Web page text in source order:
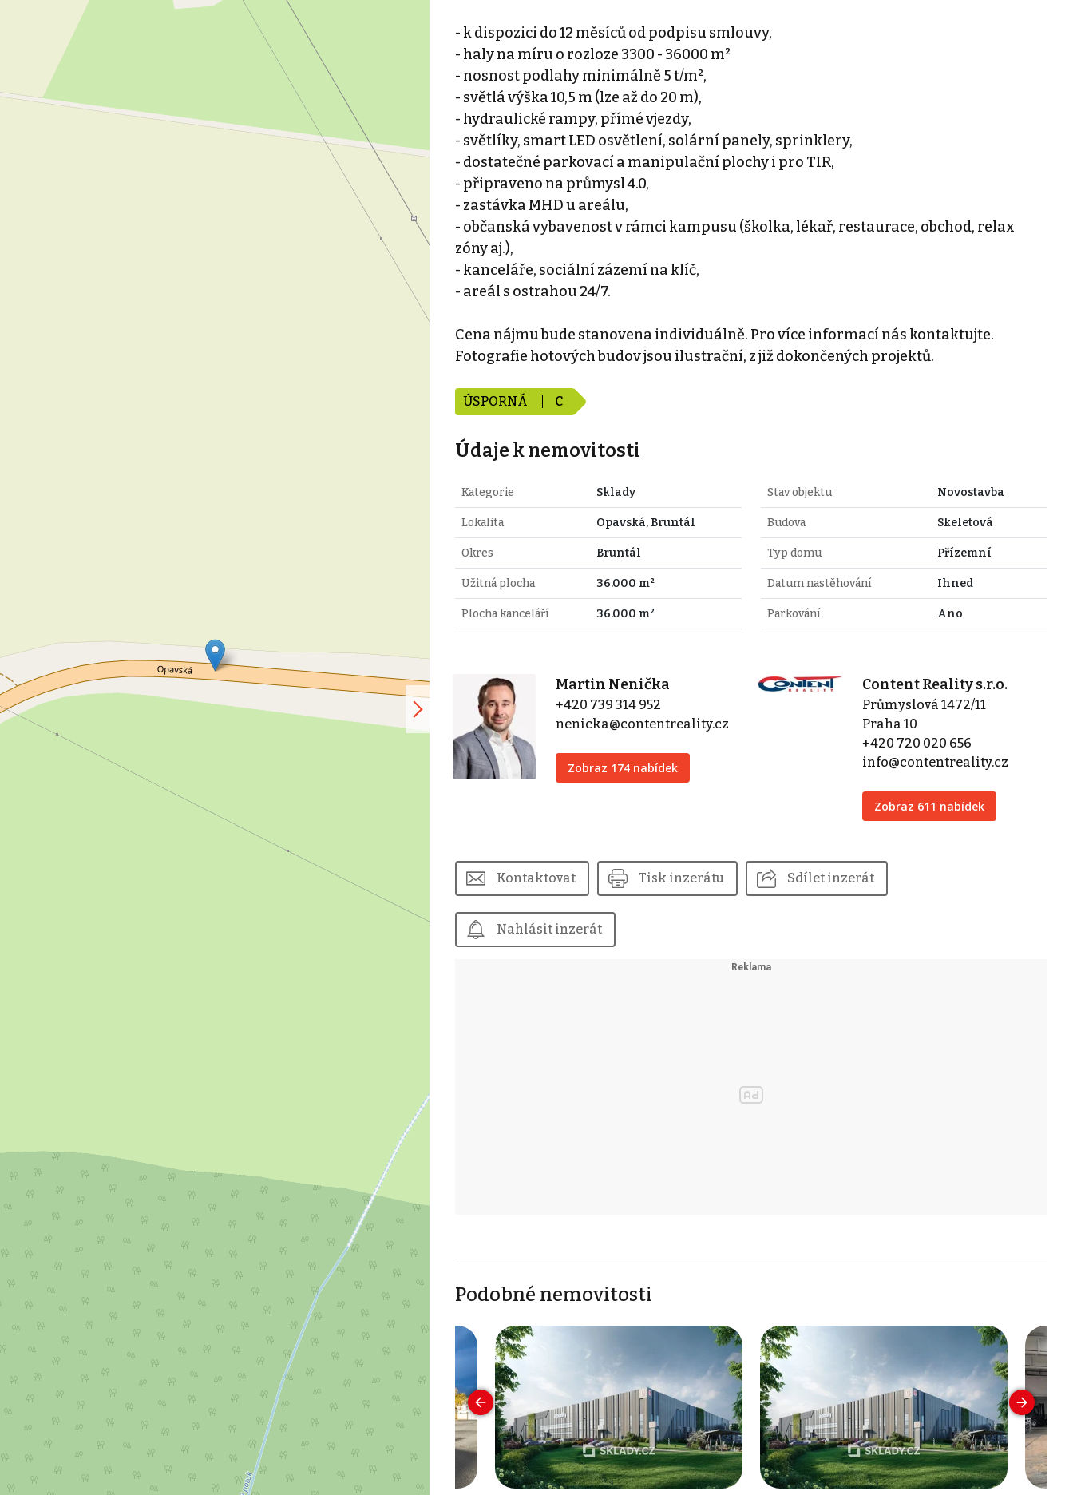
- k dispozici do 12 měsíců od podpisu smlouvy,
- haly na míru o rozloze 3300 - 36000 m²
- nosnost podlahy minimálně 5 t/m²,
- světlá výška 10,5 m (lze až do 20 m),
- hydraulické rampy, přímé vjezdy,
- světlíky, smart LED osvětlení, solární panely, sprinklery,
- dostatečné parkovací a manipulační plochy i pro TIR,
- připraveno na průmysl 4.0,
- zastávka MHD u areálu,
- občanská vybavenost v rámci kampusu (školka, lékař, restaurace, obchod, relax
zóny aj.),
- kanceláře, sociální zázemí na klíč,
- areál s ostrahou 24/7.
Cena nájmu bude stanovena individuálně. Pro více informací nás kontaktujte.
Fotografie hotových budov jsou ilustrační, z již dokončených projektů.
ÚSPORNÁ C
Údaje k nemovitosti
Kategorie Sklady
Lokalita Opavská, Bruntál
Okres Bruntál
Užitná plocha 36.000 m²
Plocha kanceláří 36.000 m²
Stav objektu Novostavba
Budova Skeletová
Typ domu Přízemní
Datum nastěhování Ihned
Parkování Ano
Martin Nenička
+420 739 314 952
nenicka@contentreality.cz
Zobraz 174 nabídek
Content Reality s.r.o.
Průmyslová 1472/11
Praha 10
+420 720 020 656
info@contentreality.cz
Zobraz 611 nabídek
Kontaktovat Tisk inzerátu Sdílet inzerát
Nahlásit inzerát
Podobné nemovitosti